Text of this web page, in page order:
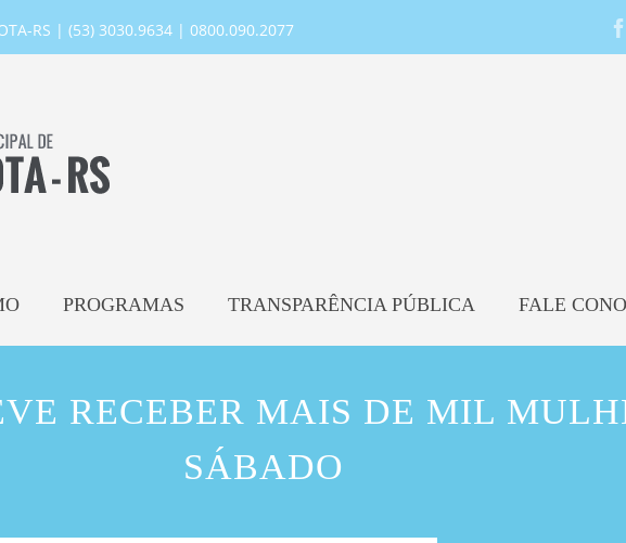
RS | (53) 3030.9634 | 0800.090.2077
PROGRAMAS TRANSPARÊNCIA PÚBLICA FALE
RECEBER MAIS DE MIL
SÁBADO